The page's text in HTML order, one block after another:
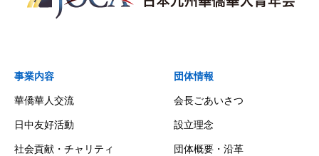
事業内容
華僑華人交流
日中友好活動
社会貢献・チャリティ
団体情報
会長ごあいさつ
設立理念
団体概要・沿革